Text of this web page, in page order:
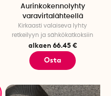
Aurinkokennolyhty
varavirtalähteellä
Kirkaasti valaiseva lyhty
retkeilyyn ja sähkökatkoksiin
alkaen 66.45 €
Osta